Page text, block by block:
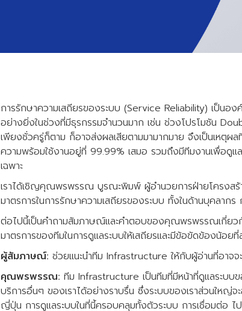
การรักษาความเสถียรของระบบ (Service Reliability) เป็นอง
อย่างยิ่งในช่วงที่มีธุรกรรมจำนวนมาก เช่น ช่วงโปรโมชัน
เพียงชั่วครู่ก็ตาม ก็อาจส่งผลเสียตามมามากมาย จึงเป็นเหตุผ
ความพร้อมใช้งานอยู่ที่ 99.99% เสมอ รวมถึงมีทีมงานเพื่อดู
เฉพาะ
เราได้เชิญคุณพรพรรณ บูรณะพิมพ์ ผู้อำนวยการฝ่ายโครงส
มาตรการในการรักษาความเสถียรของระบบ ทั้งในด้านบุคลาก
ต่อไปนี้เป็นคำถามสัมภาษณ์และคำตอบของคุณพรพรรณเกี่ย
มาตรการของทีมในการดูแลระบบให้เสถียรและมีข้อขัดข้องน้อย
ผู้สัมภาษณ์: ช่วยแนะนำทีม Infrastructure ให้กับผู้อ่านที่อาจจ
คุณพรพรรณ: ทีม Infrastructure เป็นทีมที่มีหน้าที่ดูแลระบบข
บริการอื่นๆ ของเราได้อย่างราบรื่น ซึ่งระบบของเราส่วนให
ญี่ปุ่น การดูแลระบบในที่นี้ครอบคลุมทั้งตัวระบบ การเชื่อมต่อ